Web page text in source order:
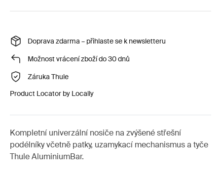
Doprava zdarma – přihlaste se k newsletteru
Možnost vrácení zboží do 30 dnů
Záruka Thule
Product Locator by Locally
Kompletní univerzální nosiče na zvýšené střešní
podélníky včetně patky, uzamykací mechanismus a tyče
Thule AluminiumBar.